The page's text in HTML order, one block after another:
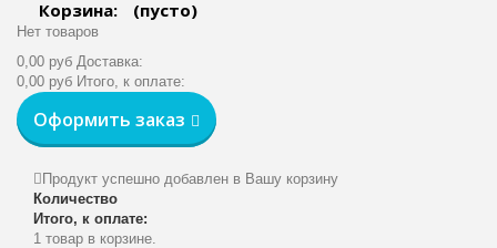
Корзина: (пусто)
Нет товаров
0,00 руб Доставка:
0,00 руб Итого, к оплате:
Оформить заказ
Продукт успешно добавлен в Вашу корзину
Количество
Итого, к оплате:
1 товар в корзине.